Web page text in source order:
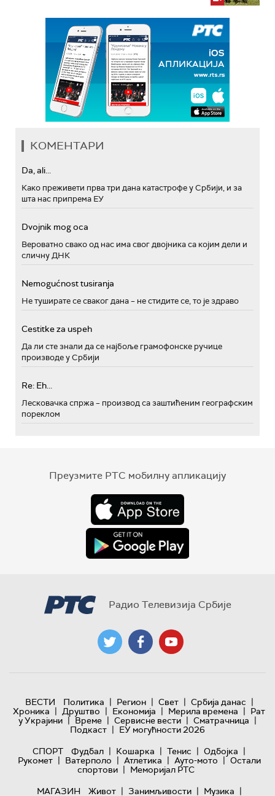
КОМЕНТАРИ
Da, ali...
Како преживети прва три дана катастрофе у Србији, и за
шта нас припрема ЕУ
Dvojnik mog oca
Вероватно свако од нас има свог двојника са којим дели и
сличну ДНК
Nemogućnost tusiranja
Не туширате се сваког дана – не стидите се, то је здраво
Cestitke za uspeh
Да ли сте знали да се најбоље грамофонске ручице
производе у Србији
Re: Eh...
Лесковачка спржа – производ са заштићеним географским
пореклом
Преузмите РТС мобилну апликацију
Радио Телевизија Србије
ВЕСТИ Политика | Регион | Свет | Србија данас |
Хроника | Друштво | Економија | Мерила времена | Рат
у Украјини | Време | Сервисне вести | Сматрачница |
Подкаст | ЕУ могућности 2026
СПОРТ
Фудбал | Кошарка | Тенис | Одбојка |
Рукомет | Ватерполо | Атлетика | Ауто-мото | Остали
спортови | Меморијал РТС
МАГАЗИН
Живот | Занимљивости | Музика |